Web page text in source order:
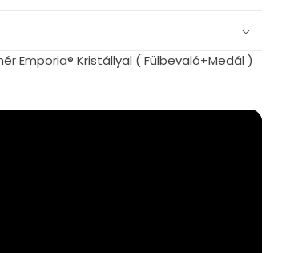
Emporia® Kristállyal ( Fülbevaló+Medál )